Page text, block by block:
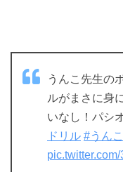
うんこ先生の
ルがまさに身
いなし！パシ
ドリル #うん